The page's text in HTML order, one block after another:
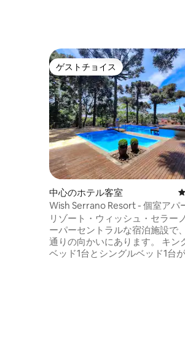
ゲストチョイス
ゲストチョイス
中心のホテル客室
Wish Serrano Resort - 個室アパ
ト
リゾート・ウィッシュ・セラー
ーパーセントラルな宿泊施設で
通りの向かいにあります。 キングサイズ
ベッド1台とシングルベッド1台